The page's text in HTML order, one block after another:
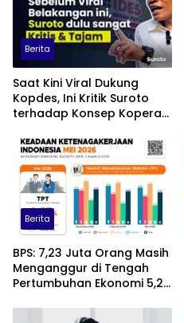
Berita
Saat Kini Viral Dukung
Kopdes, Ini Kritik Suroto
terhadap Konsep Koperasi
Berita
BPS: 7,23 Juta Orang Masih
Menganggur di Tengah
Pertumbuhan Ekonomi 5,29